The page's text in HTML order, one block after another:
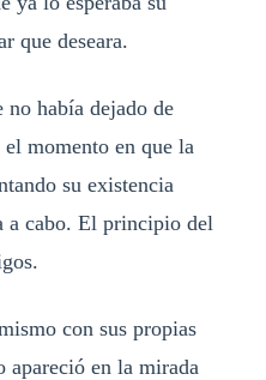
que deseara.
había dejado de
momento en que la
su existencia
a cabo. El principio del
con sus propias
en la mirada